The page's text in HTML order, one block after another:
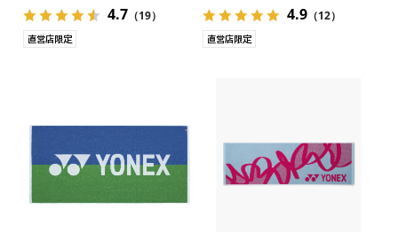
4.7 （19）
直営店限定
4.9（12）
直営店限定